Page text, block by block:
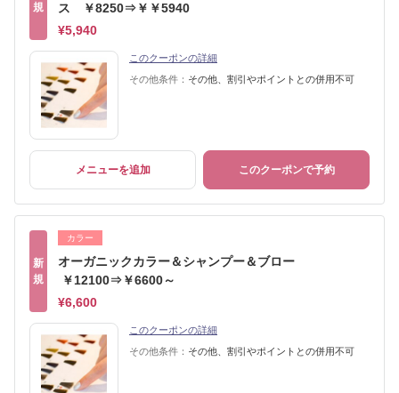
規
ス ￥8250⇒￥￥5940
¥5,940
このクーポンの詳細
その他条件： その他、割引やポイントとの併用不可
メニューを追加 このクーポンで予約
新
規
カラー
オーガニックカラー＆シャンプー＆ブロー
￥12100⇒￥6600～
¥6,600
このクーポンの詳細
その他条件： その他、割引やポイントとの併用不可